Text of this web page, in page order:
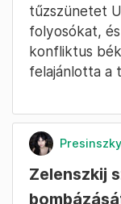
tűzszünetet
folyosókat,
konfliktus
felajánlotta a
Zelenszkij